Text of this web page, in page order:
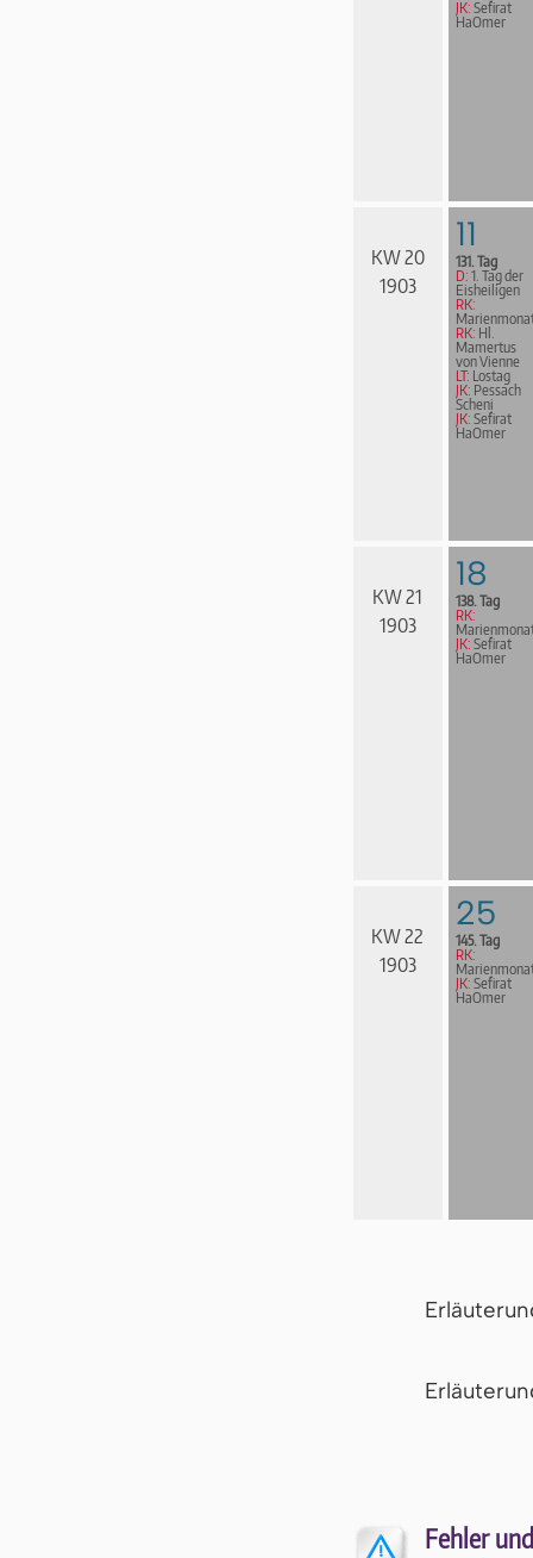
JK: Sefirat
HaOmer
KW 20
1903
11
131. Tag
D: 1. Tag der
Eisheiligen
RK:
RK: Hl.
Mamertus
von Vienne
LT: Lostag
JK: Pessach
Scheni
JK: Sefirat
HaOmer
KW 21
1903
18
138. Tag
RK:
JK: Sefirat
HaOmer
KW 22
1903
25
145. Tag
RK:
JK: Sefirat
HaOmer
Fehler